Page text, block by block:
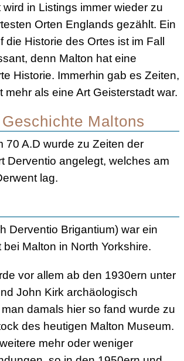
wird in Listings immer wieder zu
Orten Englands gezählt. Ein
die Historie des Ortes ist im Fall
denn Malton hat eine
Historie. Immerhin gab es Zeiten,
mehr als eine Art Geisterstadt war.
Maltons
70 A.D wurde zu Zeiten der
Derventio angelegt, welches am
lag.
Derventio Brigantium) war ein
Malton in North Yorkshire.
vor allem ab den 1930ern unter
John Kirk archäologisch
damals hier so fand wurde zu
des heutigen Malton Museum.
mehr oder weniger